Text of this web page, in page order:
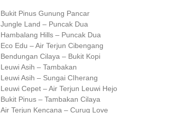
Bukit Pinus Gunung Pancar
Jungle Land – Puncak Dua
Hambalang Hills – Puncak Dua
Eco Edu – Air Terjun Cibengang
Bendungan Cilaya – Bukit Kopi
Leuwi Asih – Tambakan
Leuwi Asih – Sungai CIherang
Leuwi Cepet – Air Terjun Leuwi Hejo
Bukit Pinus – Tambakan Cilaya
Air Terjun Kencana – Curug Love